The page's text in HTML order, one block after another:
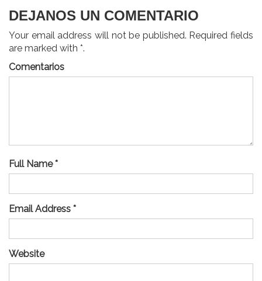
DEJANOS UN COMENTARIO
Your email address will not be published. Required fields
are marked with *.
Comentarios
Full Name *
Email Address *
Website